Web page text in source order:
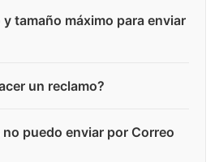
y tamaño máximo para enviar
un reclamo?
puedo enviar por Correo